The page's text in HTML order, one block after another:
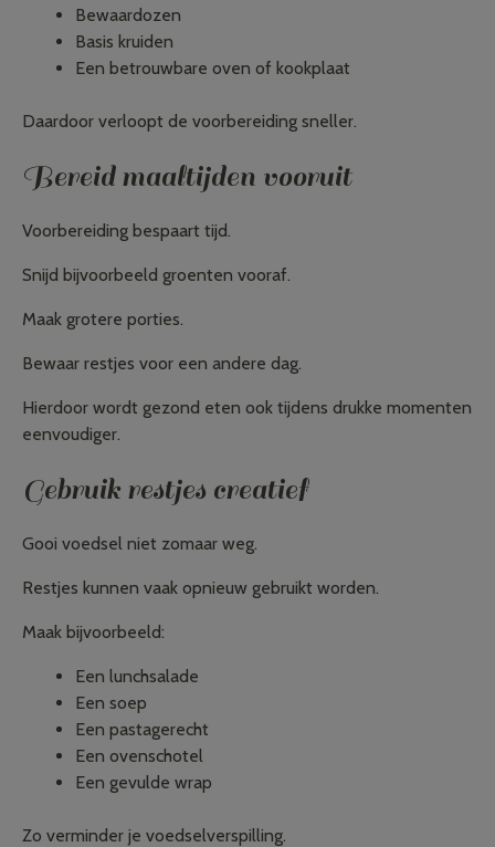
Bewaardozen
Basis kruiden
Een betrouwbare oven of kookplaat
Daardoor verloopt de voorbereiding sneller.
Bereid maaltijden vooruit
Voorbereiding bespaart tijd.
Snijd bijvoorbeeld groenten vooraf.
Maak grotere porties.
Bewaar restjes voor een andere dag.
Hierdoor wordt gezond eten ook tijdens drukke momenten
eenvoudiger.
Gebruik restjes creatief
Gooi voedsel niet zomaar weg.
Restjes kunnen vaak opnieuw gebruikt worden.
Maak bijvoorbeeld:
Een lunchsalade
Een soep
Een pastagerecht
Een ovenschotel
Een gevulde wrap
Zo verminder je voedselverspilling.